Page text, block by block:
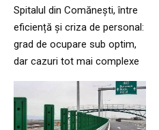
Spitalul din Comănești, între
eficiență și criza de personal:
grad de ocupare sub optim,
dar cazuri tot mai complexe